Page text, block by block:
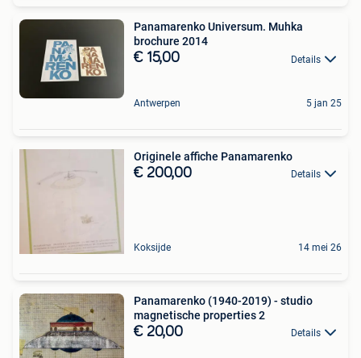
Panamarenko Universum. Muhka
brochure 2014
€ 15,00 Details
Antwerpen 5 jan 25
Originele affiche Panamarenko
€ 200,00 Details
Koksijde 14 mei 26
Panamarenko (1940-2019) - studio
magnetische properties 2
€ 20,00 Details